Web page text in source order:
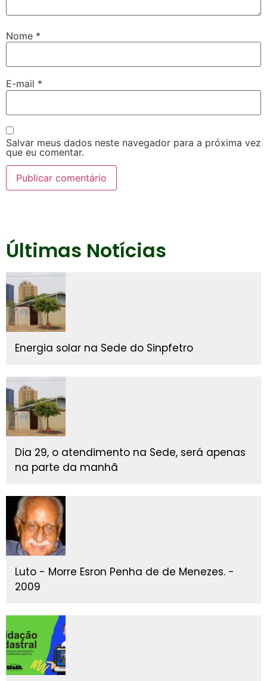
Nome *
E-mail *
Salvar meus dados neste navegador para a próxima vez
que eu comentar.
Últimas Notícias
Energia solar na Sede do Sinpfetro
Dia 29, o atendimento na Sede, será apenas
na parte da manhã
Luto - Morre Esron Penha de de Menezes. -
2009